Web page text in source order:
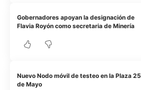
Gobernadores apoyan la designación de
Flavia Royón como secretaria de Minería
Nuevo Nodo móvil de testeo en la Plaza 25
de Mayo